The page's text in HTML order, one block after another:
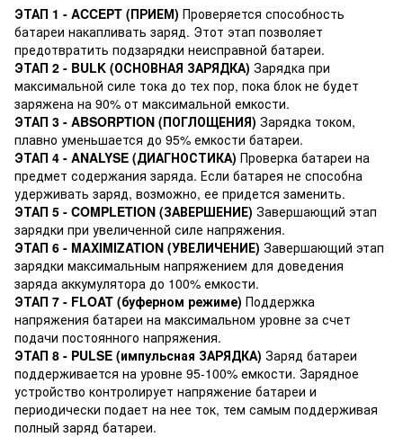
ЭТАП 1 - ACCEPT (ПРИЕМ) Проверяется способность
батареи накапливать заряд. Этот этап позволяет
предотвратить подзарядки неисправной батареи.
ЭТАП 2 - BULK (ОСНОВНАЯ ЗАРЯДКА) Зарядка при
максимальной силе тока до тех пор, пока блок не будет
заряжена на 90% от максимальной емкости.
ЭТАП 3 - ABSORPTION (ПОГЛОЩЕНИЯ) Зарядка током,
плавно уменьшается до 95% емкости батареи.
ЭТАП 4 - ANALYSE (ДИАГНОСТИКА) Проверка батареи на
предмет содержания заряда. Если батарея не способна
удерживать заряд, возможно, ее придется заменить.
ЭТАП 5 - COMPLETION (ЗАВЕРШЕНИЕ) Завершающий этап
зарядки при увеличенной силе напряжения.
ЭТАП 6 - MAXIMIZATION (УВЕЛИЧЕНИЕ) Завершающий этап
зарядки максимальным напряжением для доведения
заряда аккумулятора до 100% емкости.
ЭТАП 7 - FLOAT (буферном режиме) Поддержка
напряжения батареи на максимальном уровне за счет
подачи постоянного напряжения.
ЭТАП 8 - PULSE (импульсная ЗАРЯДКА) Заряд батареи
поддерживается на уровне 95-100% емкости. Зарядное
устройство контролирует напряжение батареи и
периодически подает на нее ток, тем самым поддерживая
полный заряд батареи.